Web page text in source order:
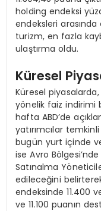
holding endeksi
endeksleri arasında
turizm, en fazla
ulaştırma oldu.
Küresel
Küresel piyasalarda,
yönelik faiz indirimi
hafta ABD’de
yatırımcılar
bugün yurt içinde
ise Avro
Satınalma
edileceğini
endeksinde 11.400
ve 11.100 puanın